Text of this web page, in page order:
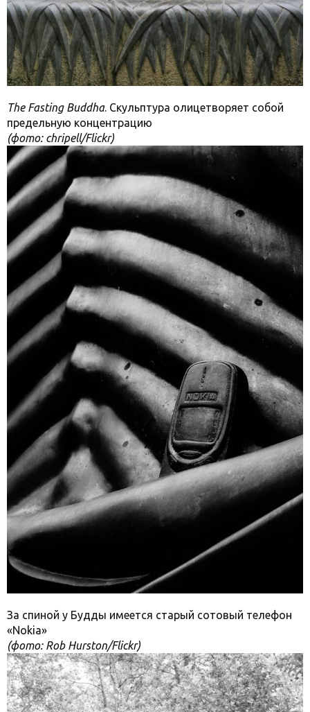
The Fasting Buddha. Скульптура олицетворяет собой
предельную концентрацию
(фото: chripell/Flickr)
За спиной у Будды имеется старый сотовый телефон
«Nokia»
(фото: Rob Hurston/Flickr)